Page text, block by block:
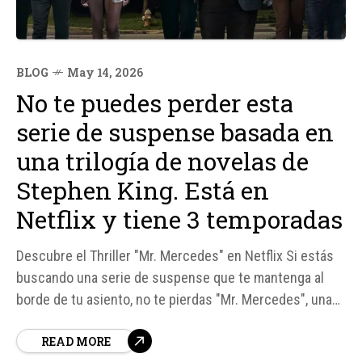
BLOG May 14, 2026
No te puedes perder esta
serie de suspense basada en
una trilogía de novelas de
Stephen King. Está en
Netflix y tiene 3 temporadas
Descubre el Thriller "Mr. Mercedes" en Netflix Si estás
buscando una serie de suspense que te mantenga al
borde de tu asiento, no te pierdas "Mr. Mercedes", una
nombre escritas por el maestro del terror, Stephen King.
READ MORE